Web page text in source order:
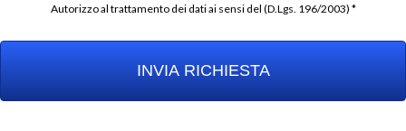
Autorizzo al trattamento dei dati ai sensi del (D.Lgs. 196/2003) *